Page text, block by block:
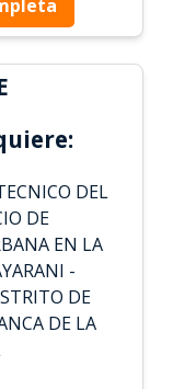
DEL
DE
EN LA
-
DE
DE LA